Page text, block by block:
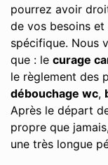
pourrez avoir
de vos besoins
spécifique. Nous
que : le curage
le règlement des
débouchage wc,
Après le départ
propre que
une très longue